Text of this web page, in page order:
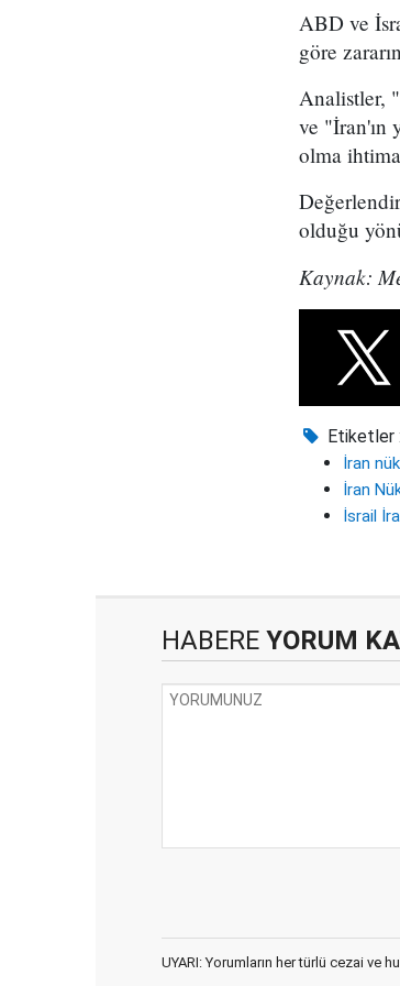
ABD ve
göre
Analistler,
ve "İran'ın
olma
olduğu
Kaynak:
Etiketler :
İran
İran
İsrail
HABERE YORUM
UYARI: Yorumların her türlü cezai ve